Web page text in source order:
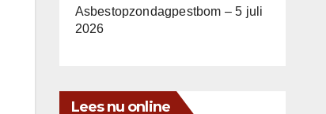
Asbestopzondagpestbom – 5 juli
2026
Lees nu online